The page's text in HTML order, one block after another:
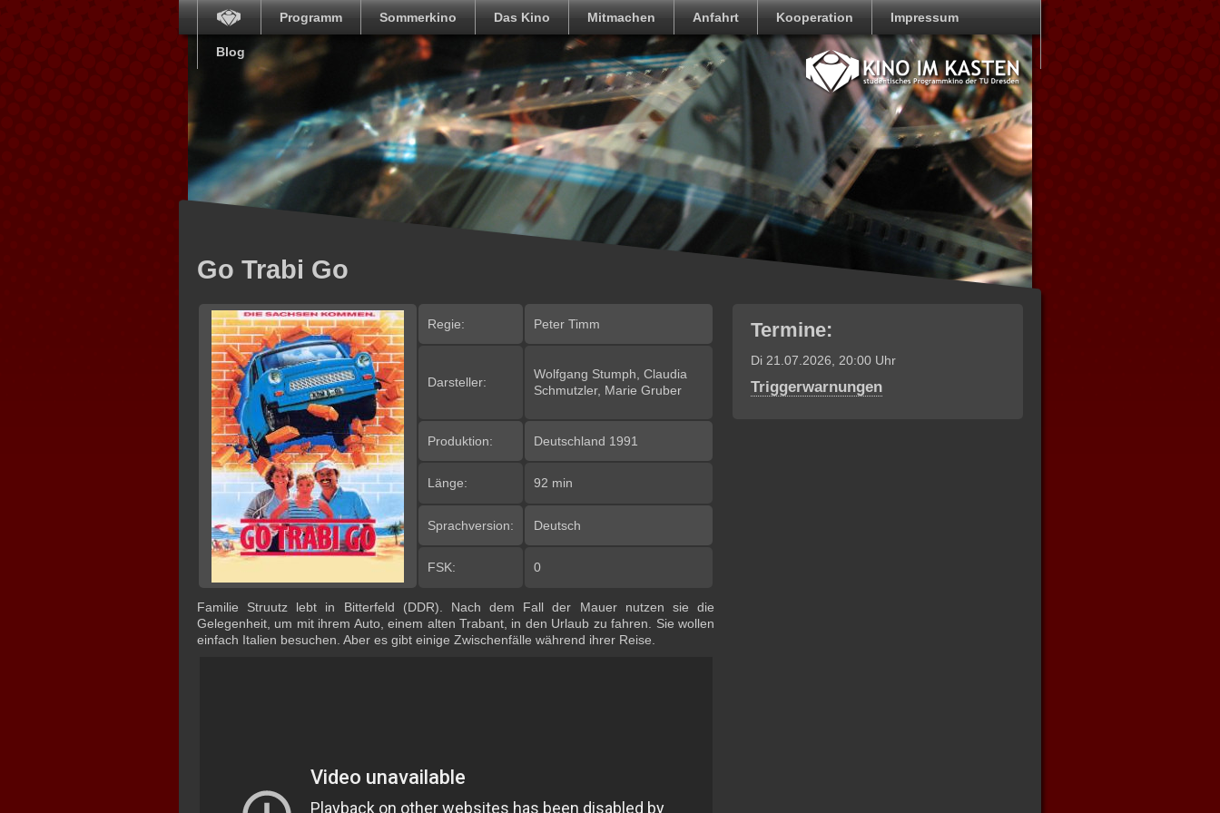
Programm Sommerkino Das Kino Mitmachen Anfahrt Kooperation Impressum
Blog
Go Trabi Go
Regie: Peter Timm
Darsteller:
Wolfgang Stumph, Claudia
Schmutzler, Marie Gruber
Produktion: Deutschland 1991
Länge: 92 min
Sprachversion: Deutsch
FSK: 0
Familie Struutz lebt in Bitterfeld (DDR). Nach dem Fall der Mauer nutzen sie die
Gelegenheit, um mit ihrem Auto, einem alten Trabant, in den Urlaub zu fahren. Sie wollen
einfach Italien besuchen. Aber es gibt einige Zwischenfälle während ihrer Reise.
Termine:
Di 21.07.2026, 20:00 Uhr
Triggerwarnungen